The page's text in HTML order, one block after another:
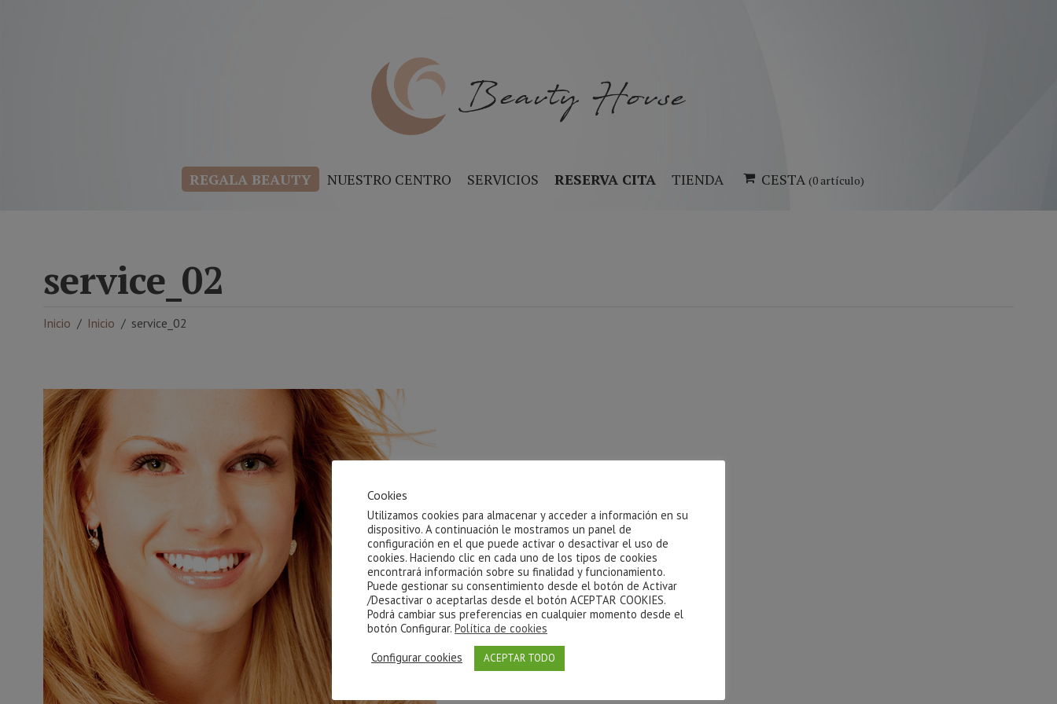
REGALA BEAUTY NUESTRO CENTRO SERVICIOS RESERVA CITA TIENDA CESTA (0 artículo)
service_02
Inicio Inicio service_02
Cookies
Utilizamos cookies para almacenar y acceder a información en su
dispositivo. A continuación le mostramos un panel de
configuración en el que puede activar o desactivar el uso de
cookies. Haciendo clic en cada uno de los tipos de cookies
encontrará información sobre su finalidad y funcionamiento.
Puede gestionar su consentimiento desde el botón de Activar
/Desactivar o aceptarlas desde el botón ACEPTAR COOKIES.
Podrá cambiar sus preferencias en cualquier momento desde el
botón Configurar. Política de cookies
Configurar cookies
ACEPTAR TODO